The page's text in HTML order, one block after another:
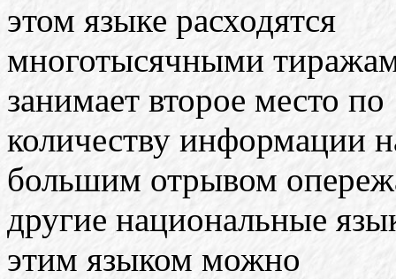
этом языке расходятся
многотысячными
занимает второе место по
количеству информации
большим отрывом
другие национальные
этим языком можно